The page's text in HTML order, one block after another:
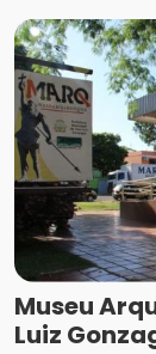
Museu
Luiz